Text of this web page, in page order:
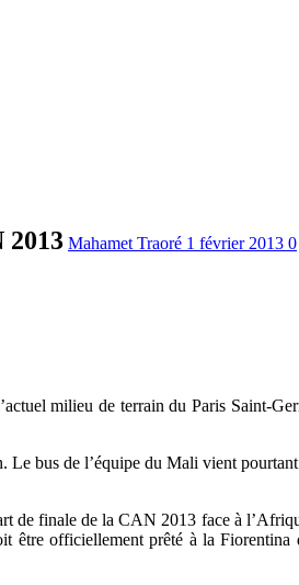
2013 Mahamet Traoré 1 février 2013 0
milieu de terrain du Paris Saint-
bus de l’équipe du Mali vient
de finale de la CAN 2013 face à
officiellement prêté à la